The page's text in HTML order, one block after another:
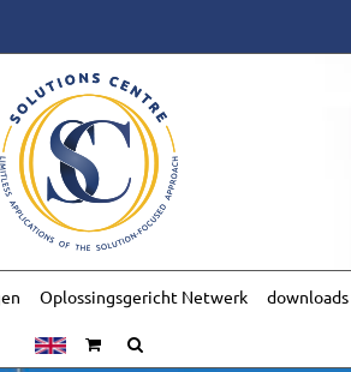
Oplossingsgericht Netwerk